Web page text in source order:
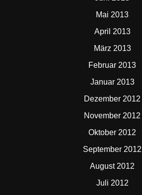
Mai 2013
April 2013
März 2013
Februar 2013
Januar 2013
Dezember 2012
November 2012
Oktober 2012
September 2012
August 2012
Juli 2012